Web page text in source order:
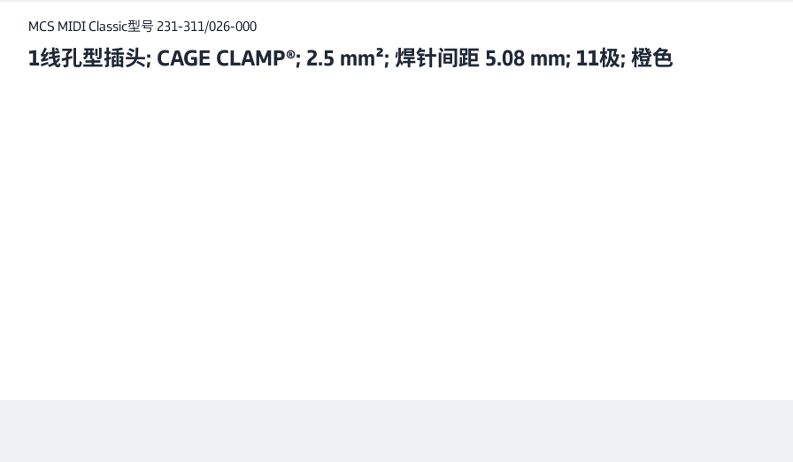
MCS MIDI Classic型号 231-311/026-000
1线孔型插头; CAGE CLAMP®; 2.5 mm²; 焊针间距 5.08 mm; 11极; 橙色